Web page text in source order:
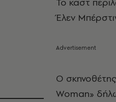
Έλεν
Ο
Woman»